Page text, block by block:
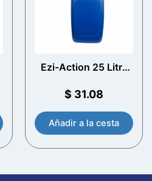
Ezi-Action 25 Litre
Pump - batería
$ 31.08
Añadir a la cesta